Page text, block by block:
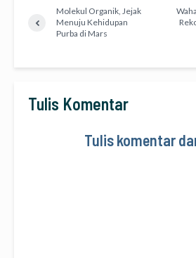
Molekul Organik, Jejak
Menuju Kehidupan
Purba di Mars
Tulis Komentar
Tulis komentar